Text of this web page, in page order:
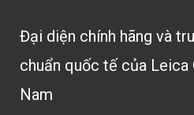
Đại diện chính hãng và
chuẩn quốc tế của
Nam